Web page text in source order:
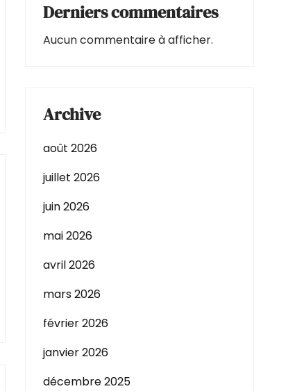
Derniers commentaires
Aucun commentaire à afficher.
Archive
août 2026
juillet 2026
juin 2026
mai 2026
avril 2026
mars 2026
février 2026
janvier 2026
décembre 2025